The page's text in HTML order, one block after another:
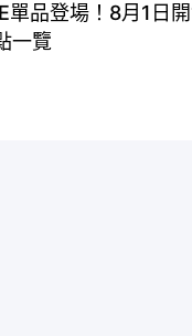
單品登場！8月1日
一覽